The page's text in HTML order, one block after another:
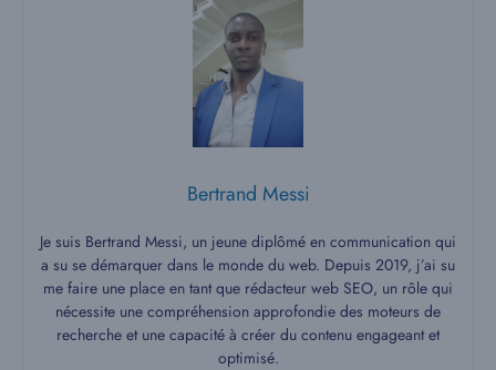
Bertrand Messi
Je suis Bertrand Messi, un jeune diplômé en communication qui
a su se démarquer dans le monde du web. Depuis 2019, j’ai su
me faire une place en tant que rédacteur web SEO, un rôle qui
nécessite une compréhension approfondie des moteurs de
recherche et une capacité à créer du contenu engageant et
optimisé.